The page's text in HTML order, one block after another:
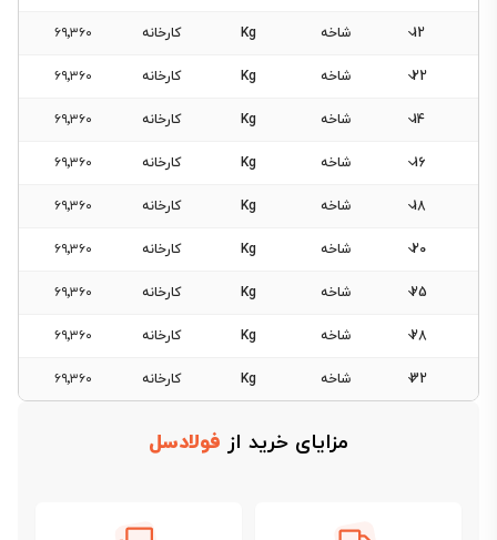
دسته‌بندی
ندارد.
12 شاخه Kg کارخانه ۶۹٬۳۶۰
22 شاخه Kg کارخانه ۶۹٬۳۶۰
14 شاخه Kg کارخانه ۶۹٬۳۶۰
16 شاخه Kg کارخانه ۶۹٬۳۶۰
18 شاخه Kg کارخانه ۶۹٬۳۶۰
20 شاخه Kg کارخانه ۶۹٬۳۶۰
25 شاخه Kg کارخانه ۶۹٬۳۶۰
28 شاخه Kg کارخانه ۶۹٬۳۶۰
32 شاخه Kg کارخانه ۶۹٬۳۶۰
مزایای خرید از فولادسل